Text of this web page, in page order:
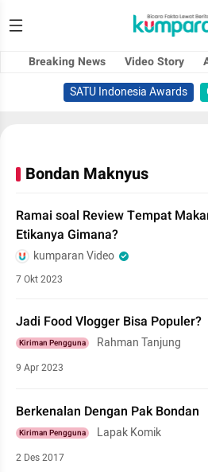
Breaking News Video Story
SATU Indonesia Awards
Bondan Maknyus
Ramai soal Review Tempat
Etikanya Gimana?
kumparan Video
7 Okt 2023
Jadi Food Vlogger Bisa Populer?
Kiriman Pengguna Rahman Tanjung
9 Apr 2023
Berkenalan Dengan Pak Bondan
Kiriman Pengguna Lapak Komik
2 Des 2017